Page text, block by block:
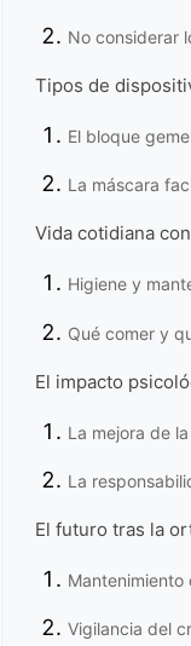
No considerar
Tipos de
El bloque
La máscara
Vida cotidiana
Higiene y
Qué comer y
El impacto
La mejora de
La
El futuro tras la
Mantenimiento
Vigilancia del